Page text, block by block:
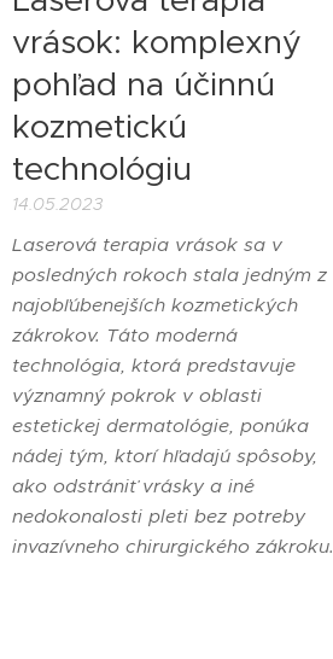
vrások: komplexný
pohľad na účinnú
kozmetickú
technológiu
14.05.2023
Laserová terapia vrások sa v
posledných rokoch stala jedným z
najobľúbenejších kozmetických
zákrokov. Táto moderná
technológia, ktorá predstavuje
významný pokrok v oblasti
estetickej dermatológie, ponúka
nádej tým, ktorí hľadajú spôsoby,
ako odstrániť vrásky a iné
nedokonalosti pleti bez potreby
invazívneho chirurgického zákroku.